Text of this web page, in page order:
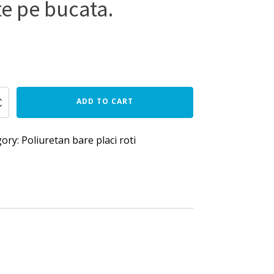
pe bucata.
ADD TO CART
Poliuretan bare placi roti